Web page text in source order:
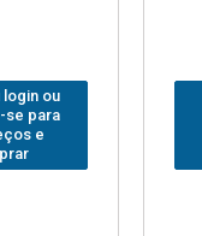
login ou
se para
e